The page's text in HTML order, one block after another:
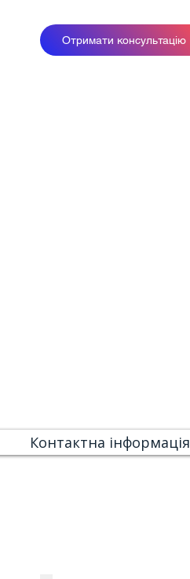
Отримати консультацію
Контактна інформація